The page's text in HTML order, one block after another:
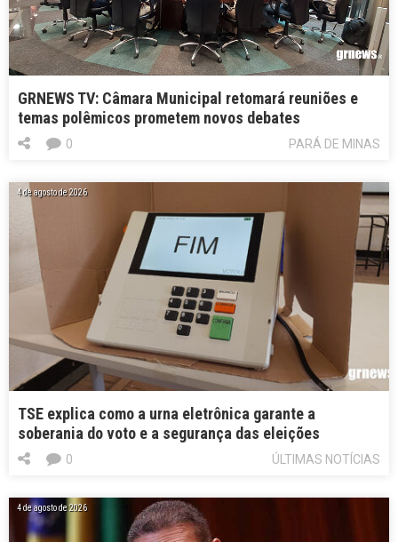
GRNEWS TV: Câmara Municipal retomará reuniões e
temas polêmicos prometem novos debates
PARÁ DE MINAS
0
4 de agosto de 2026
TSE explica como a urna eletrônica garante a
soberania do voto e a segurança das eleições
ÚLTIMAS NOTÍCIAS
0
4 de agosto de 2026